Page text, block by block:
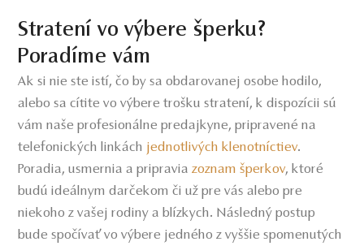
Stratení vo výbere šperku?
Poradíme vám
Ak si nie ste istí, čo by sa obdarovanej osobe hodilo,
alebo sa cítite vo výbere trošku stratení, k dispozícii sú
vám naše profesionálne predajkyne, pripravené na
telefonických linkách jednotlivých klenotníctiev.
Poradia, usmernia a pripravia zoznam šperkov, ktoré
budú ideálnym darčekom či už pre vás alebo pre
niekoho z vašej rodiny a blízkych. Následný postup
bude spočívať vo výbere jedného z vyššie spomenutých